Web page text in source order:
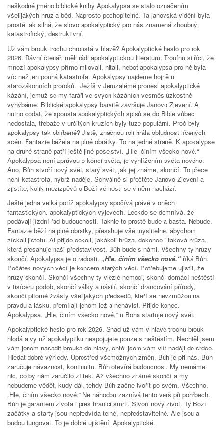
neškodné jméno biblické knihy Apokalypsa se stalo označením
všelijakých hrůz a běd. Naprosto pochopitelné. Ta janovská vidění byla
prostě tak silná, že slovo apokalyptický pro nás znamená zhoubný,
katastrofický, destruktivní.
Už vám brouk trochu chroustá v hlavě? Apokalyptické heslo pro rok
2026. Dávní čtenáři měli rádi apokalyptickou literaturu. Troufnu si říci, že
mnozí apokalypsy přímo milovali, hltali, neboť apokalypsa pro ně byla
víc než jen pouhá katastrofa. Apokalypsy najdeme hojně u
starozákonních proroků. Ježíš v Jeruzalémě pronesl apokalyptické
kázání, jemuž se my faráři ve svých kázáních vesměs úzkostně
vyhýbáme. Biblické apokalypsy barvitě završuje Janovo Zjevení. A
nutno dodat, že spousta apokalyptických spisů se do Bible vůbec
nedostala, třebaže v určitých kruzích byly tuze populární. Proč byly
apokalypsy tak oblíbené? Jistě, značnou roli hrála obludnost líčených
scén. Fantazie běžela na plné obrátky. To na jedné straně. K apokalypse
na druhé straně patří ještě jiné poselství. „Hle, činím všecko nové.“
Apokalypsa není zprávou o konci světa, je vyhlížením světa nového.
Ano, Bůh stvoří nový svět, starý svět, jak jej známe, skončí. To přece
není katastrofa, nýbrž naděje. Schválně si přečtěte Janovo Zjevení a
zjistíte, kolik mezizpěvů o Boží věrnosti se v něm nachází.
Ještě jedna velká potíž apokalypsy spočívá právě v oněch
fantastických, apokalyptických výjevech. Leckdo se domnívá, že
podávají jízdní řád budoucnosti. Takhle to prostě bude a basta. Nebude.
Fantazie běží na plné obrátky, přesahuje vše myslitelné, abychom
získali jistotu. Ať přijde cokoli, jakákoli hrůza, dokonce i taková hrůza,
která přesahuje naši představivost, Bůh bude s námi. Všechny ty hrůzy
skončí. Apokalypsa je o radosti. „Hle, činím všecko nové,“ říká Bůh.
Počátek nových věcí je koncem starých věcí. Potřebujeme ujistit, že
hrůzy skončí. Skončí všechny ty vlezlé nemoci, skončí domácí neštěstí
v tisíceru podob, skončí války a násilí, skončí drancování přírody,
skončí pitomé žvásty všelijakých předsedů, kteří se nevzmůžou na
pravdu a lásku, přemílají jenom lež a nenávist. Přijde konec.
Apokalypsa. „Hle, činím všecko nové,“ u Boha startuje nový svět.
Apokalyptické heslo pro rok 2026. Snad už vám v hlavě trochu brouk
hlodá a vy už apokalyptiku nespojujete pouze s neštěstím. Nechtěl jsem
vám jenom nasadit brouka do hlavy, chtěl jsem vám vlít naději do srdce.
Hledat dobré výhledy. Uprostřed všemožných změn, Bůh je při nás. Bůh
zaručuje návaznost, kontinuitu. Bůh otevírá budoucnost. My nemáme
nic, co by nám zaručilo zítřek. Až všechno známé skončí a my
nebudeme vědět, kudy dál, tehdy Bůh začne tvořit po svém. Všechno.
„Hle, činím všecko nové.“ Ne náhodou zaznívá tento verš při pohřbech.
Bůh je garantem života i přes hranici smrti. Stvoří nový život. Ty Boží
začátky a starty jsou nepředvída-telné, nepředstavitelné. Ale jsou a
budou fungovat. To je dobré ujištění. Apokalyptické.